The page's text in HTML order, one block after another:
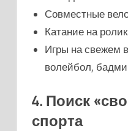
Совместные
Катание на
Игры на свежем
волейбол,
4. Поиск
спорта